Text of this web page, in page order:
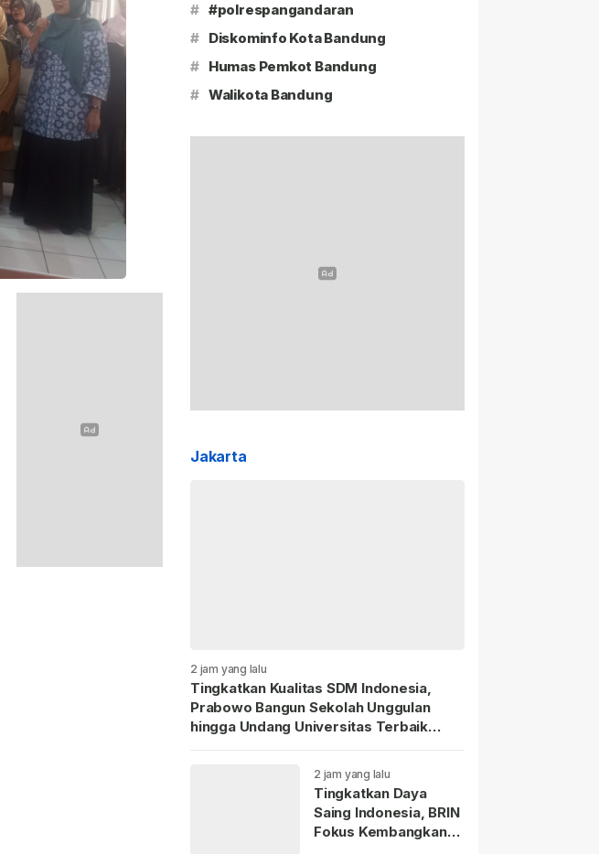
# #polrespangandaran
# Diskominfo Kota Bandung
# Humas Pemkot Bandung
# Walikota Bandung
Jakarta
2 jam yang lalu
Tingkatkan Kualitas SDM Indonesia,
Prabowo Bangun Sekolah Unggulan
hingga Undang Universitas Terbaik
2 jam yang lalu
Tingkatkan Daya
Saing Indonesia, BRIN
Fokus Kembangkan